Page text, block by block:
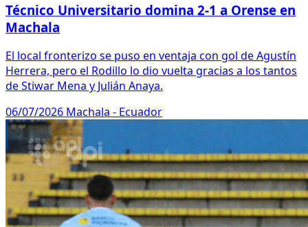
Técnico Universitario domina 2-1 a Orense en
Machala
El local fronterizo se puso en ventaja con gol de Agustín
Herrera, pero el Rodillo lo dio vuelta gracias a los tantos
de Stiwar Mena y Julián Anaya.
06/07/2026 Machala - Ecuador